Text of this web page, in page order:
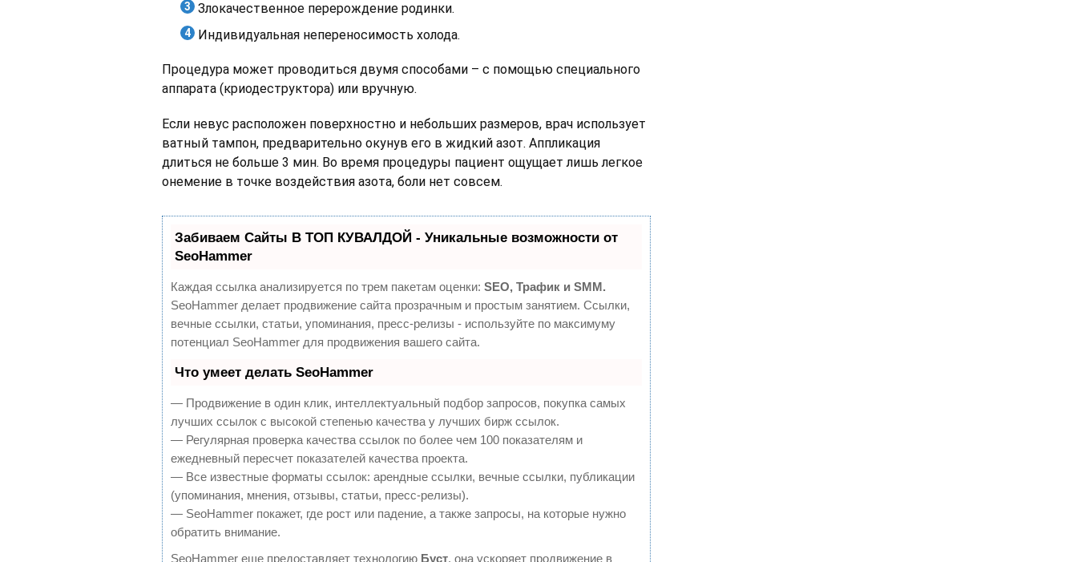
Злокачественное перерождение родинки.
Индивидуальная непереносимость холода.
Процедура может проводиться двумя способами – с помощью специального
аппарата (криодеструктора) или вручную.
Если невус расположен поверхностно и небольших размеров, врач использует
ватный тампон, предварительно окунув его в жидкий азот. Аппликация
длиться не больше 3 мин. Во время процедуры пациент ощущает лишь легкое
онемение в точке воздействия азота, боли нет совсем.
Забиваем Сайты В ТОП КУВАЛДОЙ - Уникальные возможности от
SeoHammer
Каждая ссылка анализируется по трем пакетам оценки: SEO, Трафик и SMM.
SeoHammer делает продвижение сайта прозрачным и простым занятием. Ссылки,
вечные ссылки, статьи, упоминания, пресс-релизы - используйте по максимуму
потенциал SeoHammer для продвижения вашего сайта.
Что умеет делать SeoHammer
— Продвижение в один клик, интеллектуальный подбор запросов, покупка самых
лучших ссылок с высокой степенью качества у лучших бирж ссылок.
— Регулярная проверка качества ссылок по более чем 100 показателям и
ежедневный пересчет показателей качества проекта.
— Все известные форматы ссылок: арендные ссылки, вечные ссылки, публикации
(упоминания, мнения, отзывы, статьи, пресс-релизы).
— SeoHammer покажет, где рост или падение, а также запросы, на которые нужно
обратить внимание.
SeoHammer еще предоставляет технологию Буст, она ускоряет продвижение в